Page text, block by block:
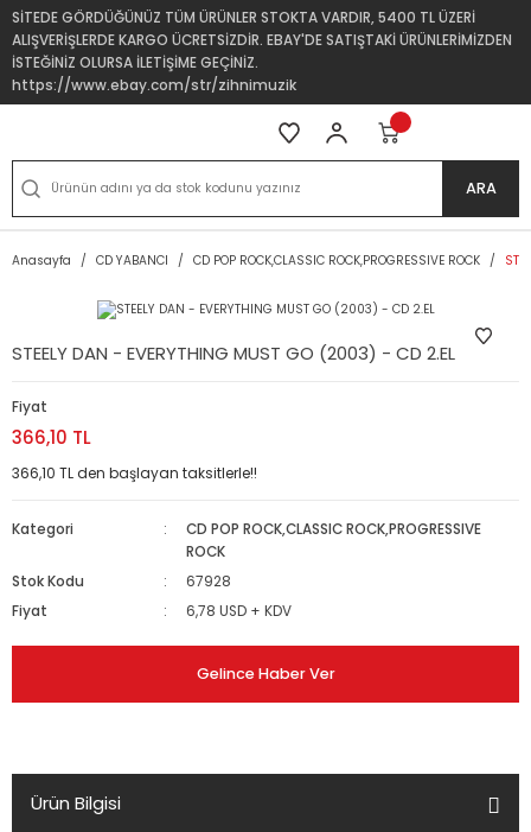
SİTEDE GÖRDÜĞÜNÜZ TÜM ÜRÜNLER STOKTA VARDIR, 5400 TL ÜZERİ
ALIŞVERİŞLERDE KARGO ÜCRETSİZDİR. EBAY'DE SATIŞTAKİ ÜRÜNLERİMİZDEN
İSTEĞİNİZ OLURSA İLETİŞİME GEÇİNİZ.
https://www.ebay.com/str/zihnimuzik
ARA
Anasayfa CD YABANCI CD POP ROCK,CLASSIC ROCK,PROGRESSIVE ROCK
STEELY DAN - EVERYTHING MUST GO (2003) - CD 2.EL
Fiyat
366,10 TL
366,10 TL den başlayan taksitlerle!!
Kategori
CD POP ROCK,CLASSIC ROCK,PROGRESSIVE
ROCK
Stok Kodu
67928
Fiyat
6,78 USD + KDV
Gelince Haber Ver
Ürün Bilgisi